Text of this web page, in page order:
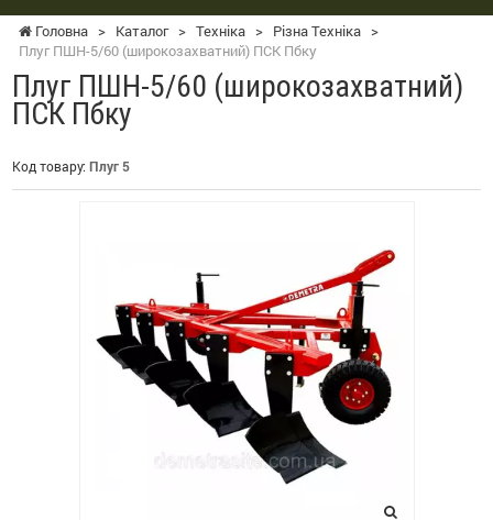
Головна > Каталог > Техніка > Різна Техніка >
Плуг ПШН-5/60 (широкозахватний) ПСК Пбку
Плуг ПШН-5/60 (широкозахватний)
ПСК Пбку
Код товару: Плуг 5